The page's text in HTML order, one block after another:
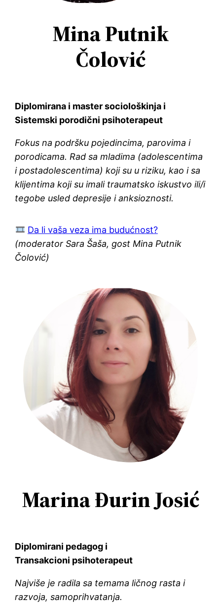
Mina Putnik
Čolović
Diplomirana i master sociološkinja i
Sistemski porodični psihoterapeut
Fokus na podršku pojedincima, parovima i
porodicama. Rad sa mladima (adolescentima
i postadolescentima) koji su u riziku, kao i sa
klijentima koji su imali traumatsko iskustvo ili/i
tegobe usled depresije i anksioznosti.
Da li vaša veza ima budućnost?
(moderator Sara Šaša, gost Mina Putnik
Čolović)
Marina Đurin Josić
Diplomirani pedagog i
Transakcioni psihoterapeut
Najviše je radila sa temama ličnog rasta i
razvoja, samoprihvatanja.